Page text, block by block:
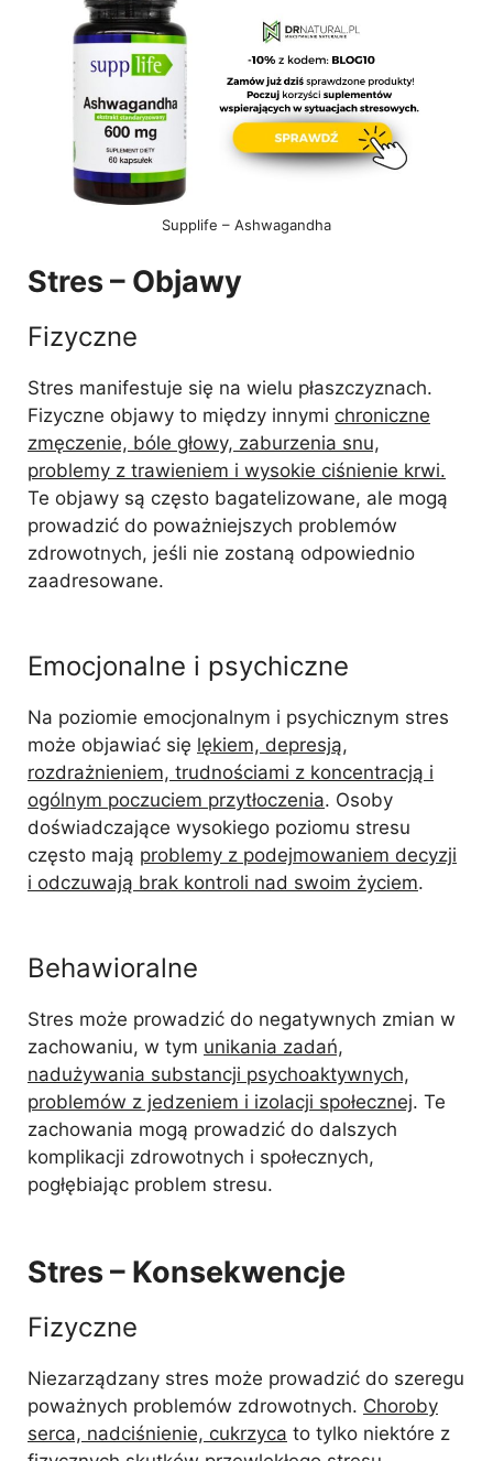
Supplife – Ashwagandha
Stres – Objawy
Fizyczne
Stres manifestuje się na wielu płaszczyznach.
Fizyczne objawy to między innymi chroniczne
zmęczenie, bóle głowy, zaburzenia snu,
problemy z trawieniem i wysokie ciśnienie krwi.
Te objawy są często bagatelizowane, ale mogą
prowadzić do poważniejszych problemów
zdrowotnych, jeśli nie zostaną odpowiednio
zaadresowane.
Emocjonalne i psychiczne
Na poziomie emocjonalnym i psychicznym stres
może objawiać się lękiem, depresją,
rozdrażnieniem, trudnościami z koncentracją i
ogólnym poczuciem przytłoczenia. Osoby
doświadczające wysokiego poziomu stresu
często mają problemy z podejmowaniem decyzji
i odczuwają brak kontroli nad swoim życiem.
Behawioralne
Stres może prowadzić do negatywnych zmian w
zachowaniu, w tym unikania zadań,
nadużywania substancji psychoaktywnych,
problemów z jedzeniem i izolacji społecznej. Te
zachowania mogą prowadzić do dalszych
komplikacji zdrowotnych i społecznych,
pogłębiając problem stresu.
Stres – Konsekwencje
Fizyczne
Niezarządzany stres może prowadzić do szeregu
poważnych problemów zdrowotnych. Choroby
serca, nadciśnienie, cukrzyca to tylko niektóre z